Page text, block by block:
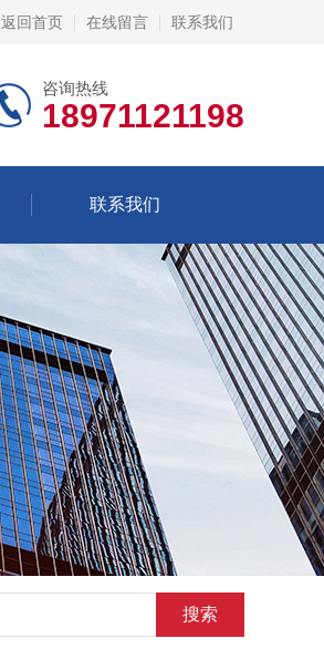
返回首页 在线留言 联系我们
咨询热线
18971121198
联系我们